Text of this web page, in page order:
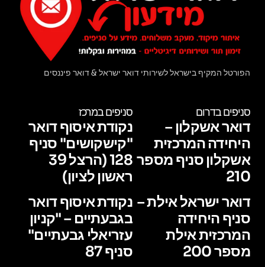
הפורטל המקיף בישראל לשירותי דואר ישראל & דואר פיננסים
סניפים בדרום
דואר אשקלון –
היחידה המרכזית
אשקלון סניף מספר
210
דואר ישראל אילת –
סניף היחידה
המרכזית אילת
מספר 200
סניפים במרכז
נקודת איסוף דואר
"קישקושים" סניף
128 (הרצל 39
ראשון לציון)
נקודת איסוף דואר
בגבעתיים – "קניון
עזריאלי גבעתיים"
סניף 87